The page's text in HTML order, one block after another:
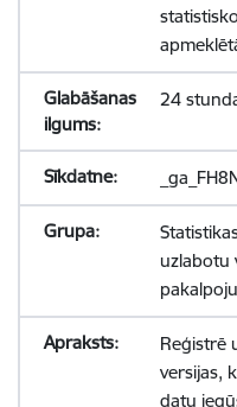
24
uzlabotu
Reģistrē
versijas,
datu